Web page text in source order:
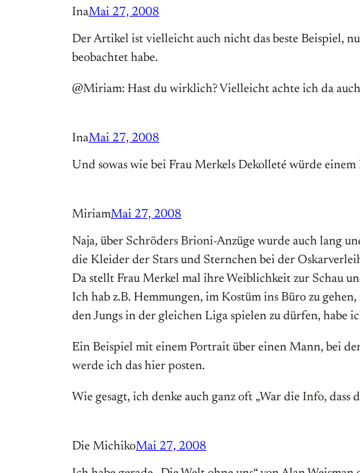
InaMai 27, 2008
Der Artikel ist vielleicht auch nicht das beste Beispiel,
beobachtet habe.
@Miriam: Hast du wirklich? Vielleicht achte ich da
InaMai 27, 2008
Und sowas wie bei Frau Merkels Dekolleté würde
MiriamMai 27, 2008
Naja, über Schröders Brioni-Anzüge wurde auch lang
die Kleider der Stars und Sternchen bei der
Da stellt Frau Merkel mal ihre Weiblichkeit zur Schau
Ich hab z.B. Hemmungen, im Kostüm ins Büro zu
den Jungs in der gleichen Liga spielen zu dürfen, habe
Ein Beispiel mit einem Portrait über einen Mann, bei
werde ich das hier posten.
Wie gesagt, ich denke auch ganz oft „War die Info,
Die MichikoMai 27, 2008